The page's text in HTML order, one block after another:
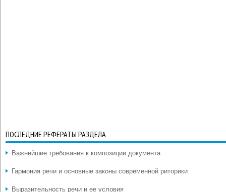
ПОСЛЕДНИЕ РЕФЕРАТЫ РАЗДЕЛА
Важнейшие требования к композиции документа
Гармония речи и основные законы современной риторики
Выразительность речи и ее условия